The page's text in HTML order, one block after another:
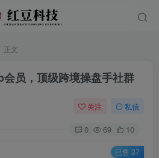
正文
员，顶级跨境操盘手社群
关注 私信
0 69 10
已售 37